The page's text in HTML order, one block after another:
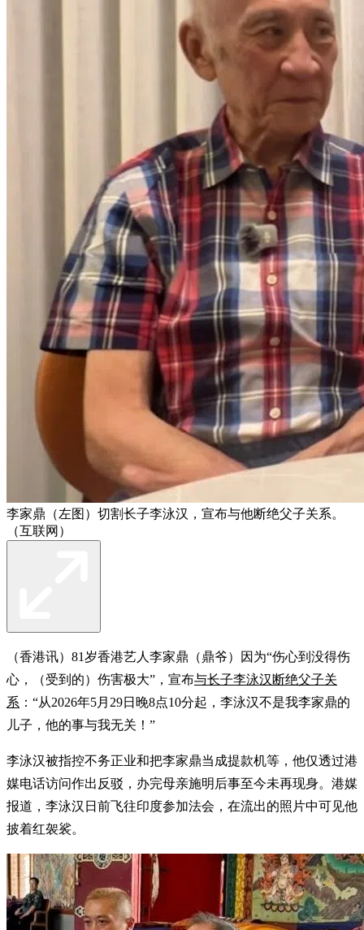
李家鼎（左图）切割长子李泳汉，宣布与他断绝父子关系。
（互联网）
（香港讯）81岁香港艺人李家鼎（鼎爷）因为“伤心到没得伤
心，（受到的）伤害极大”，宣布与长子李泳汉断绝父子关
系 ：“从2026年5月29日晚8点10分起，李泳汉不是我李家鼎的
儿子，他的事与我无关！”
李泳汉被指控不务正业和把李家鼎当成提款机等，他仅透过港
媒电话访问作出反驳，办完母亲施明后事至今未再现身。港媒
报道，李泳汉日前飞往印度参加法会，在流出的照片中可见他
披着红袈裟。